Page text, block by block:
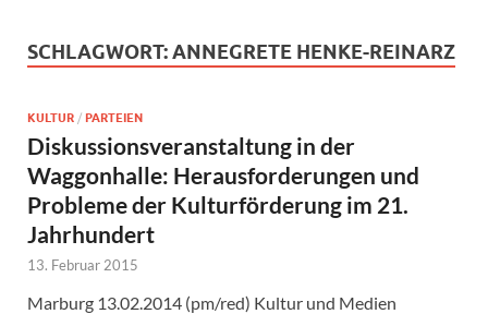
SCHLAGWORT:ANNEGRETE HENKE-REINARZ
KULTUR / PARTEIEN
Diskussionsveranstaltung in der
Waggonhalle: Herausforderungen und
Probleme der Kulturförderung im 21.
Jahrhundert
13. Februar 2015
Marburg 13.02.2014 (pm/red) Kultur und Medien